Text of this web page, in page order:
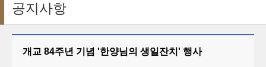
공지사항
개교 84주년 기념 '한양님의 생일잔치' 행사